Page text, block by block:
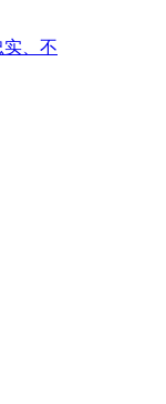
实、不